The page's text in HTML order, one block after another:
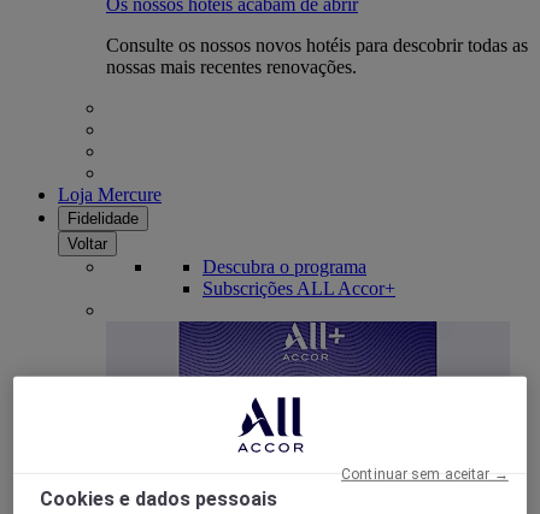
Os nossos hotéis acabam de abrir
Consulte os nossos novos hotéis para descobrir todas as
nossas mais recentes renovações.
Loja Mercure
Fidelidade
Voltar
Descubra o programa
Subscrições ALL Accor+
Cookies e dados pessoais
Continuar sem aceitar →